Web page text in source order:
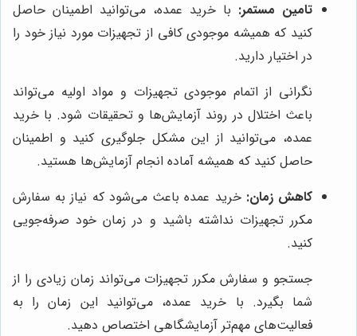
تامین مستمر: با خرید عمده، می‌توانید اطمینان حاصل
کنید که همیشه موجودی کافی از تجهیزات مورد نیاز خود را
در اختیار دارید.
نگرانی از اتمام موجودی تجهیزات و مواد اولیه می‌تواند
باعث اختلال در روند آزمایش‌ها و تحقیقات شود. با خرید
عمده، می‌توانید از این مشکل جلوگیری کنید و اطمینان
حاصل کنید که همیشه آماده انجام آزمایش‌ها هستید.
کاهش زمان: خرید عمده باعث می‌شود که نیاز به سفارش
مکرر تجهیزات نداشته باشید و در زمان خود صرفه‌جویی
کنید.
جستجو و سفارش مکرر تجهیزات می‌تواند زمان زیادی را از
شما بگیرد. با خرید عمده، می‌توانید این زمان را به
فعالیت‌های مهم‌تر آزمایشگاهی اختصاص دهید.